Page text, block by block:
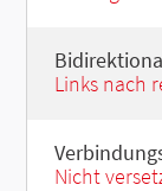
Links nach
Nicht